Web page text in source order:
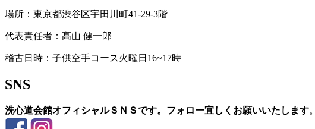
場所：東京都渋谷区宇田川町41-29-3階
代表責任者：髙山 健一郎
稽古日時：子供空手コース火曜日16~17時
SNS
洗心道会館オフィシャルＳＮＳです。フォロー宜しくお願いいたします。